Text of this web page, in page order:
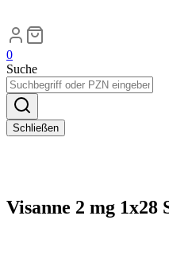
0
Suche
Schließen
Visanne 2 mg 1x28